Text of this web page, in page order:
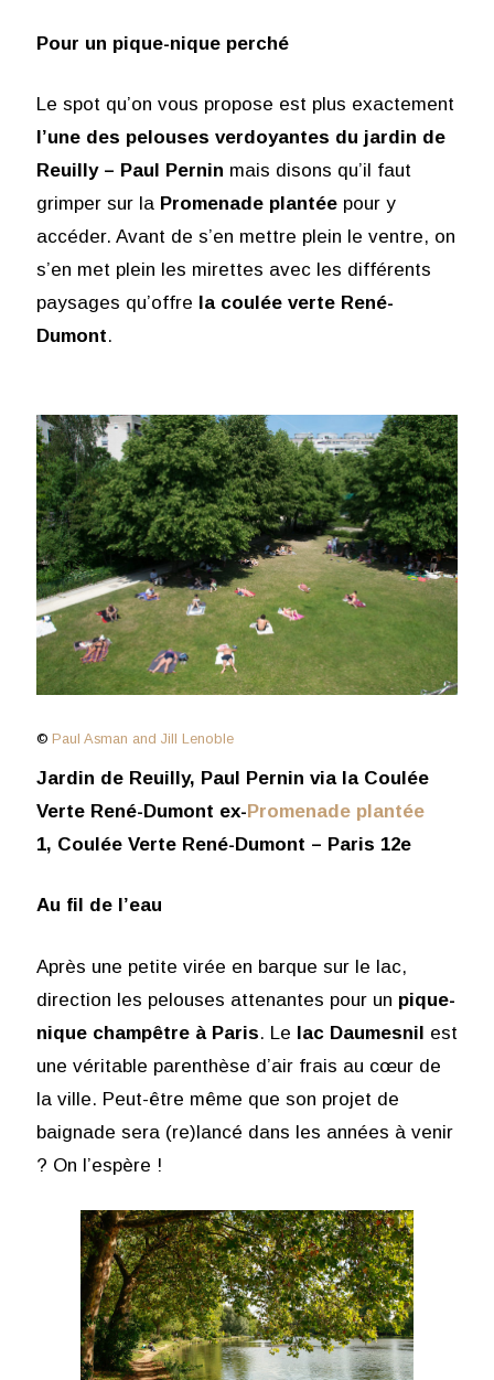
Pour un pique-nique perché
Le spot qu’on vous propose est plus exactement
l’une des pelouses verdoyantes du jardin de
Reuilly – Paul Pernin mais disons qu’il faut
grimper sur la Promenade plantéepour y
accéder. Avant de s’en mettre plein le ventre, on
s’en met plein les mirettes avec les différents
paysages qu’offre
la coulée verte René-
Dumont.
© Paul Asman and Jill Lenoble
Jardin de Reuilly, Paul Pernin via la Coulée
Verte René-Dumont ex-Promenade plantée
1, Coulée Verte René-Dumont – Paris 12e
Au fil de l’eau
Après une petite virée en barque sur le lac,
direction les pelouses attenantes pour un pique-
nique champêtre à Paris. Le lac Daumesnil est
une véritable parenthèse d’air frais au cœur de
la ville. Peut-être même que son projet de
baignade sera (re)lancé dans les années à venir
? On l’espère !